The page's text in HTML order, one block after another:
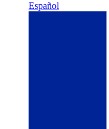
Español